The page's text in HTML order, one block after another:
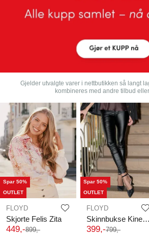
Gjelder utvalgte varer i nettbutikken så langt
kombineres med andre tilbud
Spar 50%
OUTLET
FLOYD
Skjorte Felis Zita
449,-899,-
Spar 50%
OUTLET
FLOYD
Skinnbukse Kine 513
399,-799,-